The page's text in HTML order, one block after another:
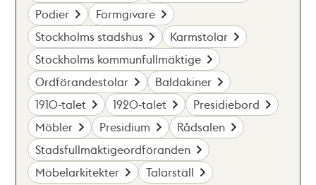
Podier
Formgivare
Stockholms stadshus
Karmstolar
Stockholms kommunfullmäktige
Ordförandestolar
Baldakiner
1910-talet
1920-talet
Presidiebord
Möbler
Presidium
Rådsalen
Stadsfullmäktigeordföranden
Möbelarkitekter
Talarställ